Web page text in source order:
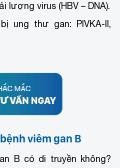
lượng virus (HBV – DNA).
ung thư gan: PIVKA-II,
viêm gan B
B có di truyền không?